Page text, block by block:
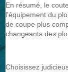
En résumé, le
l’équipement du
de coupe plus
changeants des
Choisissez